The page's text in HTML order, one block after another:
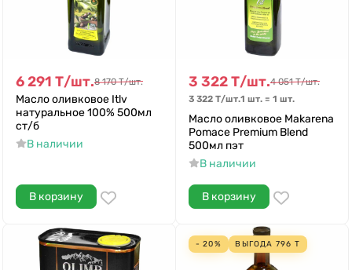
6 291 Т/шт.8 170 Т/шт.
Масло оливковое Itlv
натуральное 100% 500мл
ст/б
В наличии
В корзину
3 322Т/шт.4 051 Т/шт.
3 322 Т/шт.1 шт. = 1 шт.
Масло оливковое Makarena
Pomace Premium Blend
500мл пэт
В наличии
В корзину
- 20% ВЫГОДА 796 Т